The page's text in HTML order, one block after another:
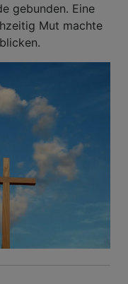
gebunden. Eine
Mut machte